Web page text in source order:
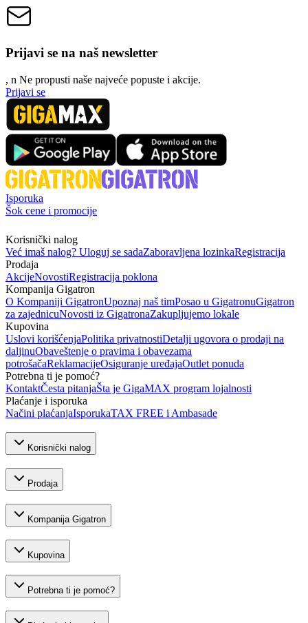
Prijavi se na naš newsletter
, n Ne propusti naše najveće popuste i akcije.
Prijavi se
Isporuka
Šok cene i promocije
Korisnički nalog
Već imaš nalog? Uloguj se sadaZaboravljena lozinkaRegistracija
Prodaja
AkcijeNovostiRegistracija poklona
Kompanija Gigatron
O Kompaniji GigatronUpoznaj naš timPosao u GigatronuGigatron
za zajednicuNovosti iz GigatronaZakupljujemo lokale
Kupovina
Uslovi korišćenjaPolitika privatnostiDetalji ugovora o prodaji na
daljinuObaveštenje o pravima i obavezama
potrošačaReklamacijeOsiguranje uređajaOutlet ponuda
Potrebna ti je pomoć?
KontaktČesta pitanjaŠta je GigaMAX program lojalnosti
Plaćanje i isporuka
Načini plaćanjaIsporukaTAX FREE i Ambasade
Korisnički nalog
Prodaja
Kompanija Gigatron
Kupovina
Potrebna ti je pomoć?